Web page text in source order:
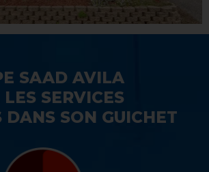
SAAD AVILA
SERVICES
DANS SON GUICHET